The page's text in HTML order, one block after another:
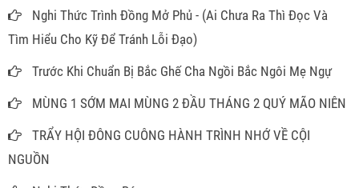
Nghi Thức Trình Đồng Mở Phủ - (Ai Chưa Ra Thì Đọc Và
Tìm Hiểu Cho Kỹ Để Tránh Lỗi Đạo)
Trước Khi Chuẩn Bị Bắc Ghế Cha Ngồi Bắc Ngôi Mẹ Ngự
MÙNG 1 SỚM MAI MÙNG 2 ĐẦU THÁNG 2 QUÝ MÃO NIÊN
TRẨY HỘI ĐÔNG CUÔNG HÀNH TRÌNH NHỚ VỀ CỘI
NGUỒN